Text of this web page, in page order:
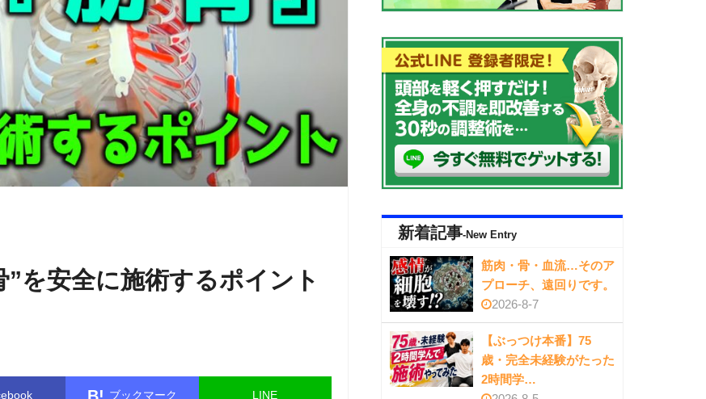
を安全に施術するポイント
ブックマーク LINE
新着記事-New Entry
筋肉・骨・血流…そのア
プローチ、遠回りです。
2026-8-7
【ぶっつけ本番】75
歳・完全未経験がたった
2時間学…